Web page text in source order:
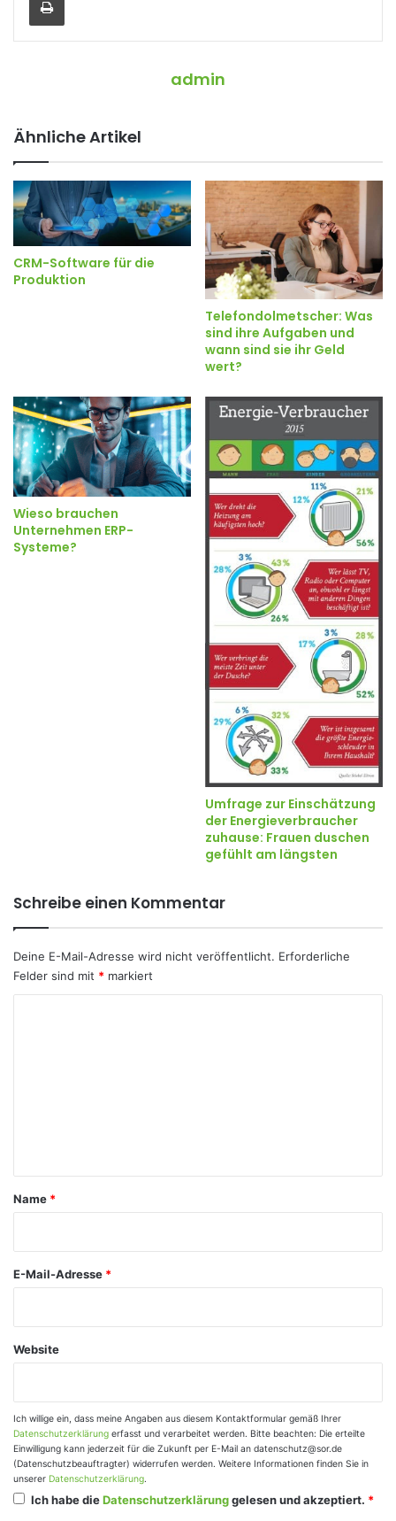
admin
Ähnliche Artikel
CRM-Software für die
Produktion
Telefondolmetscher: Was
sind ihre Aufgaben und
wann sind sie ihr Geld
wert?
Wieso brauchen
Unternehmen ERP-
Systeme?
Umfrage zur Einschätzung
der Energieverbraucher
zuhause: Frauen duschen
gefühlt am längsten
Schreibe einen Kommentar
Deine E-Mail-Adresse wird nicht veröffentlicht. Erforderliche
Felder sind mit * markiert
a
Name *
E-Mail-Adresse *
Website
Ich willige ein, dass meine Angaben aus diesem Kontaktformular gemäß Ihrer
Datenschutzerklärung erfasst und verarbeitet werden. Bitte beachten: Die erteilte
Einwilligung kann jederzeit für die Zukunft per E-Mail an datenschutz@sor.de
(Datenschutzbeauftragter) widerrufen werden. Weitere Informationen finden Sie in
unserer Datenschutzerklärung.
Ich habe dieDatenschutzerklärunggelesen und akzeptiert. *